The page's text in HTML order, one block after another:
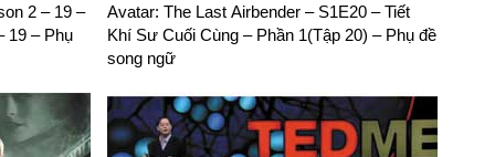
Một mẹo khác là hãy chú ý đến
lời nói, vì vậy rất dễ dàng để phân biệt chúngBên cạnh
sau khi ra trường bạn hoàn toàn có thể tìm được một công
tình trạng thất nghiệp. – Cơ hội đi du học
2 – 19 –
19 – Phụ
Avatar: The Last Airbender – S1E20 – Tiết
Khí Sư Cuối Cùng – Phần 1(Tập 20) – Phụ đề
song ngữ